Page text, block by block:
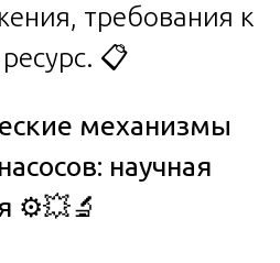
требования к
📋
механизмы
научная
⚙️💥🔬